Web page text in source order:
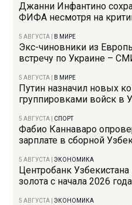
Джанни Инфантино
ФИФА несмотря на
5 АВГУСТА В МИРЕ
Экс-чиновники из
встречу по Украине –
5 АВГУСТА В МИРЕ
Путин назначил новых
группировками войск в
5 АВГУСТА СПОРТ
Фабио Каннаваро
зарплате в сборной
5 АВГУСТА |ЭКОНОМИКА
Центробанк
золота с начала 2026 года
5 АВГУСТА |ЭКОНОМИКА